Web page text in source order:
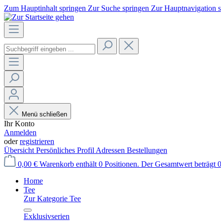
Zum Hauptinhalt springen Zur Suche springen Zur Hauptnavigation
Menü schließen
Ihr Konto
Anmelden
oderregistrieren
Übersicht Persönliches Profil Adressen Bestellungen
0,00 € Warenkorb enthält 0 Positionen. Der Gesamtwert beträgt
Home
Tee
Zur Kategorie Tee
Exklusivserien